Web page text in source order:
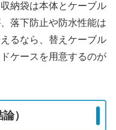
納袋は本体とケーブル
落下防止や防水性能は
るなら、替えケーブル
ケースを用意するのが
）